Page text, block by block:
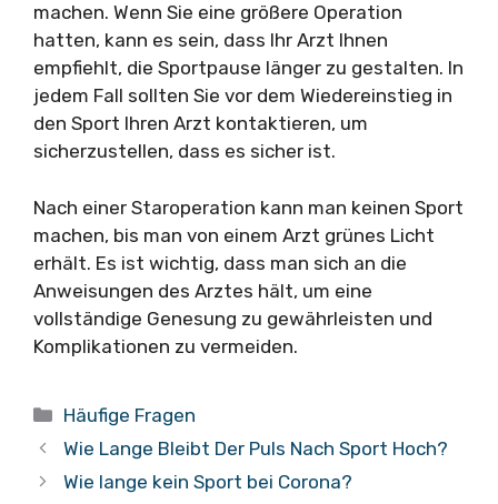
machen. Wenn Sie eine größere Operation
hatten, kann es sein, dass Ihr Arzt Ihnen
empfiehlt, die Sportpause länger zu gestalten. In
jedem Fall sollten Sie vor dem Wiedereinstieg in
den Sport Ihren Arzt kontaktieren, um
sicherzustellen, dass es sicher ist.
Nach einer Staroperation kann man keinen Sport
machen, bis man von einem Arzt grünes Licht
erhält. Es ist wichtig, dass man sich an die
Anweisungen des Arztes hält, um eine
vollständige Genesung zu gewährleisten und
Komplikationen zu vermeiden.
Kategorien
Häufige Fragen
Wie Lange Bleibt Der Puls Nach Sport Hoch?
Wie lange kein Sport bei Corona?